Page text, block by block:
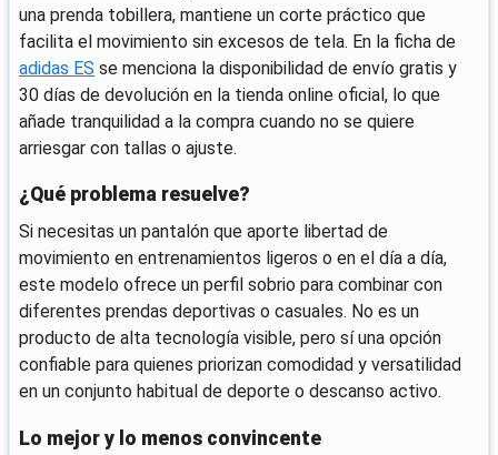
una prenda tobillera, mantiene un corte práctico que
facilita el movimiento sin excesos de tela. En la ficha de
adidas ES se menciona la disponibilidad de envío gratis y
30 días de devolución en la tienda online oficial, lo que
añade tranquilidad a la compra cuando no se quiere
arriesgar con tallas o ajuste.
¿Qué problema resuelve?
Si necesitas un pantalón que aporte libertad de
movimiento en entrenamientos ligeros o en el día a día,
este modelo ofrece un perfil sobrio para combinar con
diferentes prendas deportivas o casuales. No es un
producto de alta tecnología visible, pero sí una opción
confiable para quienes priorizan comodidad y versatilidad
en un conjunto habitual de deporte o descanso activo.
Lo mejor y lo menos convincente